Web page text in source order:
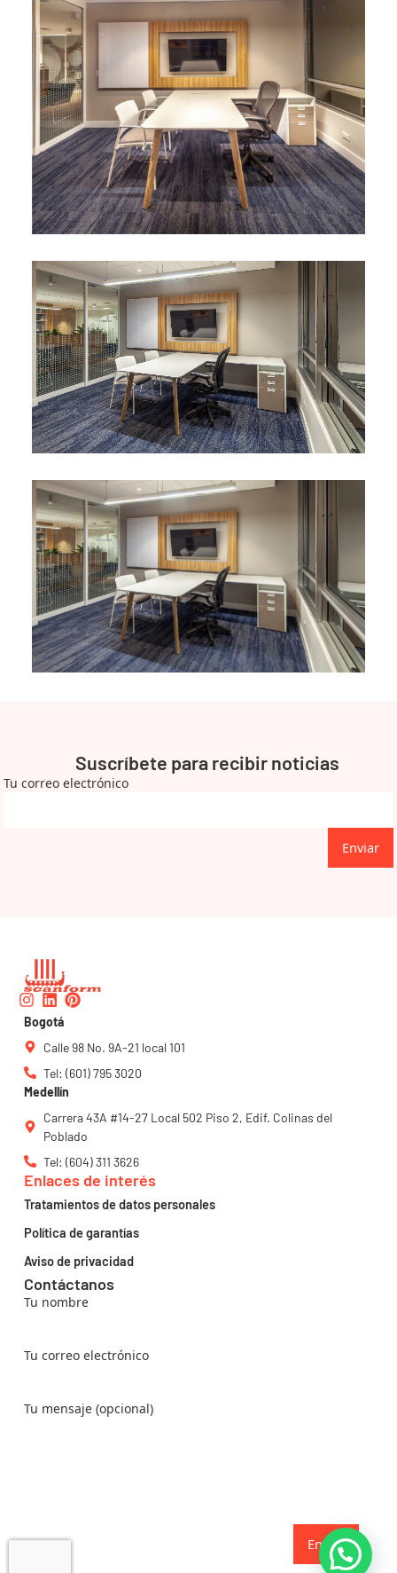
Suscríbete para recibir noticias
Tu correo electrónico
Enviar
Instagram
Linkedin
Pinterest
Bogotá
Calle 98 No. 9A-21 local 101
Tel: (601) 795 3020
Medellín
Carrera 43A #14-27 Local 502 Piso 2, Edif. Colinas del
Poblado
Tel: (604) 311 3626
Contáctanos
Tu nombre
Tu correo electrónico
Tu mensaje (opcional)
Enviar
Enlaces de interés
Tratamientos de datos personales
Política de garantías
Aviso de privacidad